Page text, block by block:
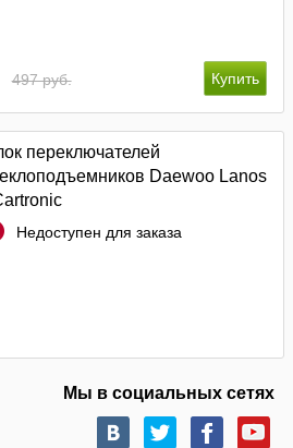
497 руб.
переключателей
Daewoo Lanos
Недоступен для заказа
Мы в социальных сетях